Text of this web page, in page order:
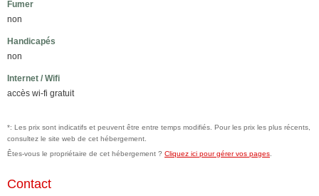
Fumer
non
Handicapés
non
Internet / Wifi
accès wi-fi gratuit
*: Les prix sont indicatifs et peuvent être entre temps modifiés. Pour les prix les plus récents,
consultez le site web de cet hébergement.
Êtes-vous le propriétaire de cet hébergement ? Cliquez ici pour gérer vos pages
Contact